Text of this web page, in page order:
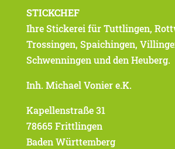
STICKCHEF
Ihre Stickerei für Tuttlingen,
Trossingen, Spaichingen,
Schwenningen und den Heuberg.
Inh. Michael Vonier e.K.
Kapellenstraße 31
78665 Frittlingen
Baden Württemberg